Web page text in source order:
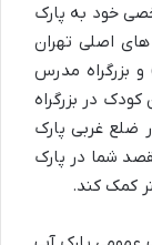
خود به پارک
اصلی تهران
بزرگراه مدرس
در بزرگراه
ضلع غربی پارک
شما در پارک
کمک کند.